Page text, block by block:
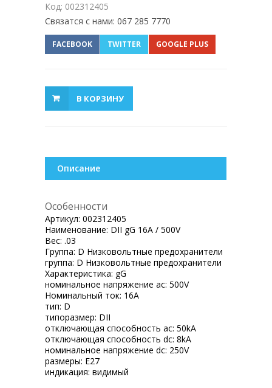
Код: 002312405
Связатся с нами: 067 285 7770
FACEBOOK TWITTER GOOGLE PLUS
В КОРЗИНУ
Описание
Особенности
Артикул: 002312405
Наименование: DII gG 16A / 500V
Вес: .03
Группа: D Низковольтные предохранители
группа: D Низковольтные предохранители
Характеристика: gG
номинальное напряжение ac: 500V
Номинальный ток: 16A
тип: D
типоразмер: DII
отключающая способность ac: 50kA
отключающая способность dc: 8kA
номинальное напряжение dc: 250V
размеры: E27
индикация: видимый